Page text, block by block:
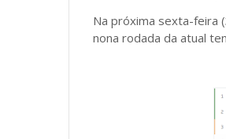
Na próxima sexta-feira
nona rodada da atual